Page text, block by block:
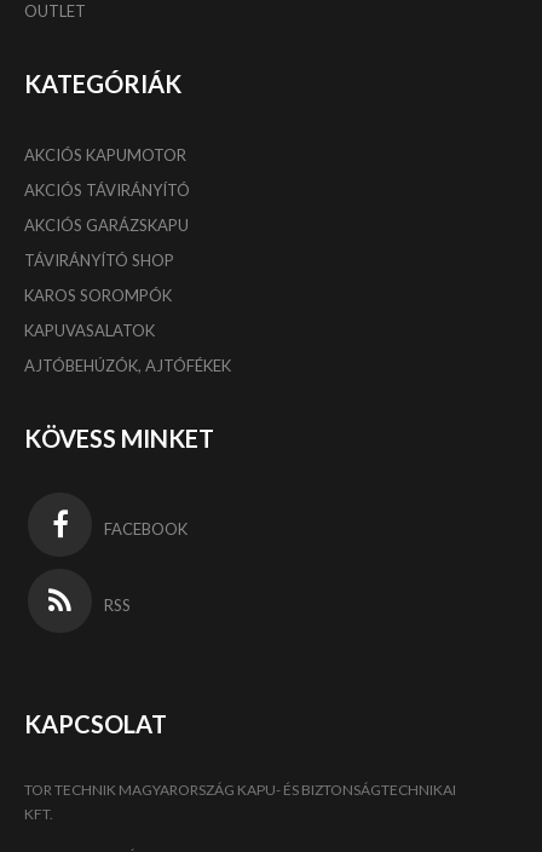
OUTLET
KATEGÓRIÁK
AKCIÓS KAPUMOTOR
AKCIÓS TÁVIRÁNYÍTÓ
AKCIÓS GARÁZSKAPU
TÁVIRÁNYÍTÓ SHOP
KAROS SOROMPÓK
KAPUVASALATOK
AJTÓBEHÚZÓK, AJTÓFÉKEK
KÖVESS MINKET
FACEBOOK
RSS
KAPCSOLAT
TOR TECHNIK MAGYARORSZÁG KAPU- ÉS BIZTONSÁGTECHNIKAI
KFT.